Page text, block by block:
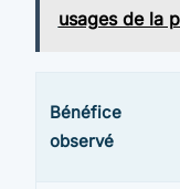
usages de la
Bénéfice
observé